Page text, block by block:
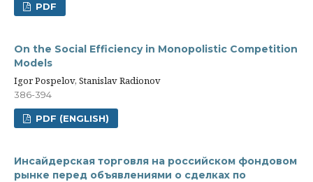
PDF
On the Social Efficiency in Monopolistic Competition
Models
Igor Pospelov, Stanislav Radionov
386-394
PDF (ENGLISH)
Инсайдерская торговля на российском фондовом
рынке перед объявлениями о сделках по